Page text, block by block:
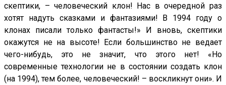
скептики, – человеческий клон! Нас в очередной раз
хотят надуть сказками и фантазиями! В 1994 году о
клонах писали только фантасты!» И вновь, скептики
окажутся не на высоте! Если большинство не ведает
чего-нибудь, это не значит, что этого нет! «Но
современные технологии не в состоянии создать клон
(на 1994), тем более, человеческий! – воскликнут они». И